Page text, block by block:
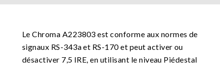
Le Chroma A223803 est conforme aux normes de
signaux RS-343a et RS-170 et peut activer ou
désactiver 7,5 IRE, en utilisant le niveau Piédestal